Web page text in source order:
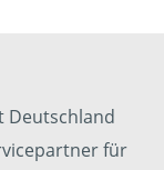
Deutschland
für